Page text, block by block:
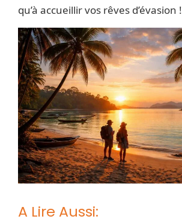
qu’à accueillir vos rêves d’évasion !
A Lire Aussi: